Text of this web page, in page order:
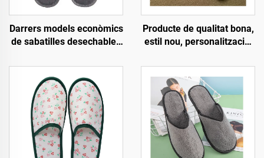
Darrers models econòmics
de sabatilles desechables
hotel, esfereïdor i
companyies aèries,
sabatilles biodegradables
per a homes i dones,
fabricant amb venda al por
major
Producte de qualitat bona,
estil nou, personalització,
esportiu d'aviació còmode,
esportius d'hotel de luxe
desposables